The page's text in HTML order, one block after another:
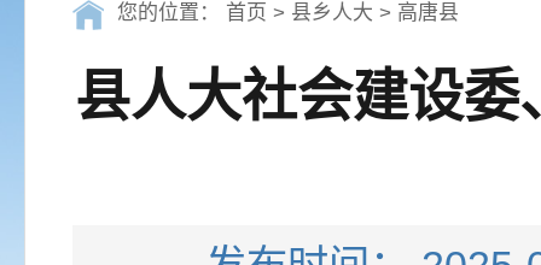
您的位置： 首页 > 县乡人大 > 高唐县
县人大社会建设